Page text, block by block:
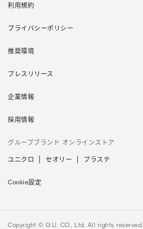
利用規約
プライバシーポリシー
推奨環境
プレスリリース
企業情報
採用情報
グループブランド オンラインストア
ユニクロ セオリー プラステ
Cookie設定
Copyright © G.U. CO., Ltd. All rights reserved.